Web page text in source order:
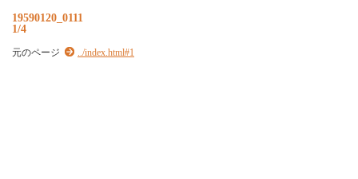
19590120_0111
1/4
元のページ ../index.html#1